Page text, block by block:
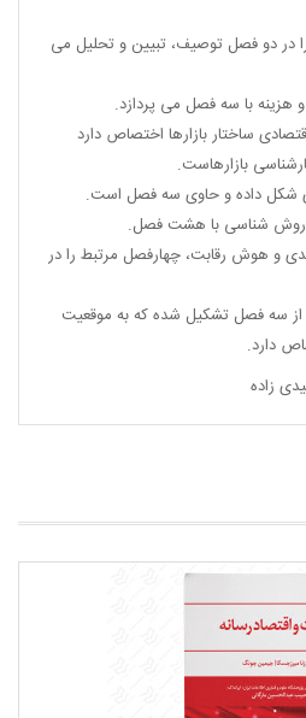
در دو فصل توصیف، تبیین و تحلیل می
با سه فصل می پردازد.
ساختار بازارها اختصاص دارد
بازارهاست.
شکل داده و حاوی سه فصل است.
شناسی با هشت فصل.
و هوش رقابت، چهارفصل مرتبط را در
سه فصل تشکیل شده که به موقعیت
دارد.
زاده